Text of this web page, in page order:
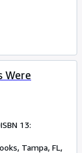
Were
ISBN 13:
Tampa, FL,